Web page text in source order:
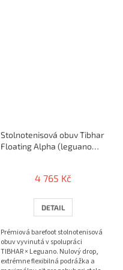
Stolnotenisová obuv Tibhar
Floating Alpha (leguano
4 765 Kč
DETAIL
Prémiová barefoot stolnotenisová
obuv vyvinutá v spolupráci
TIBHAR × Leguano. Nulový drop,
extrémne flexibilná podrážka a